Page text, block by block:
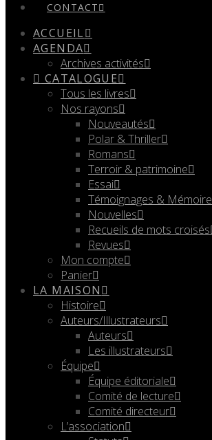
CONTACT
ACCUEIL
AGENDA
Archives activités
CATALOGUE
Tous les livres
Nos rayons
Nouveautés
Polar & Thriller
Romans
Terroir & patrimoine
Essai
Témoignages & Mémoire
Nouvelles
Recueils de mots croisés
Revues
Mon compte
Panier
LA MAISON
Histoire
Auteurs/Illustrateurs
Auteurs
Les illustrateurs
Équipe
Équipe éditoriale
Comité de lecture
Comité directeur
L’association